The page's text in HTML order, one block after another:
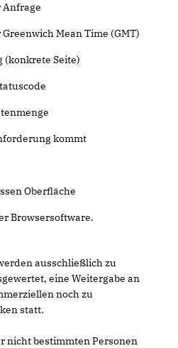
Anfrage
Mean Time (GMT)
Seite)
kommt
Oberfläche
Browsersoftware.
ausschließlich zu
eine Weitergabe an
noch zu
statt.
nicht bestimmten Personen